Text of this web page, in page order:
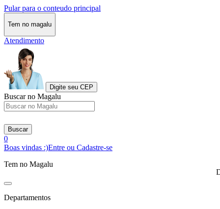
Pular para o conteudo principal
Tem no magalu
Atendimento
Digite seu CEP
Buscar no Magalu
Buscar
0
Boas vindas :)Entre ou Cadastre-se
Tem no Magalu
Departamentos